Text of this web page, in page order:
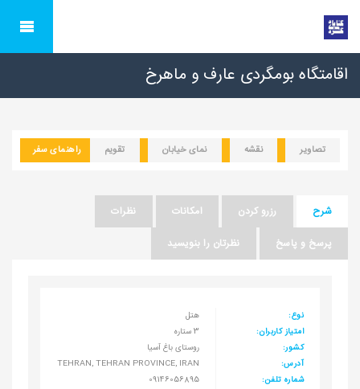
اقامتگاه بومگردی عارف و ماهرخ
تصاویر نقشه نمای خیابان تقویم راهنمای سفر
شرح رزرو کردن امکانات
نظرات
پرسخ و پاسخ
نظرتان را بنویسید
نوع:
هتل
امتیاز کاربران:
3 ستاره
کشور:
روستای باغ آسیا
آدرس:
TEHRAN, TEHRAN PROVINCE, IRAN
شماره تلفن:
09146056895